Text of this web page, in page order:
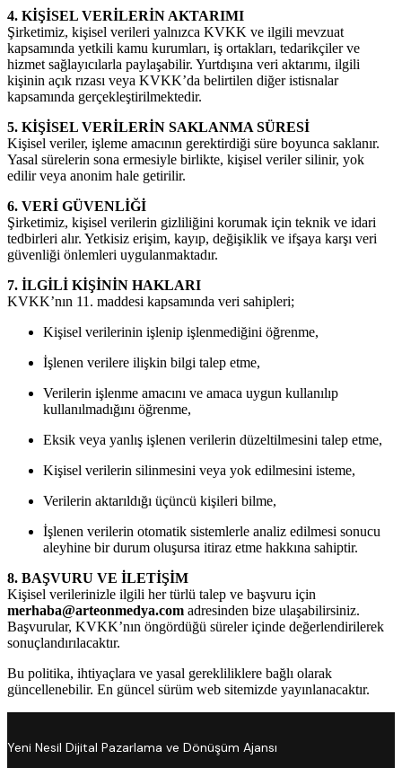
4. KİŞİSEL VERİLERİN AKTARIMI
Şirketimiz, kişisel verileri yalnızca KVKK ve ilgili mevzuat
kapsamında yetkili kamu kurumları, iş ortakları, tedarikçiler ve
hizmet sağlayıcılarla paylaşabilir. Yurtdışına veri aktarımı, ilgili
kişinin açık rızası veya KVKK’da belirtilen diğer istisnalar
kapsamında gerçekleştirilmektedir.
5. KİŞİSEL VERİLERİN SAKLANMA SÜRESİ
Kişisel veriler, işleme amacının gerektirdiği süre boyunca saklanır.
Yasal sürelerin sona ermesiyle birlikte, kişisel veriler silinir, yok
edilir veya anonim hale getirilir.
6. VERİ GÜVENLİĞİ
Şirketimiz, kişisel verilerin gizliliğini korumak için teknik ve idari
tedbirleri alır. Yetkisiz erişim, kayıp, değişiklik ve ifşaya karşı veri
güvenliği önlemleri uygulanmaktadır.
7. İLGİLİ KİŞİNİN HAKLARI
KVKK’nın 11. maddesi kapsamında veri sahipleri;
Kişisel verilerinin işlenip işlenmediğini öğrenme,
İşlenen verilere ilişkin bilgi talep etme,
Verilerin işlenme amacını ve amaca uygun kullanılıp
kullanılmadığını öğrenme,
Eksik veya yanlış işlenen verilerin düzeltilmesini talep etme,
Kişisel verilerin silinmesini veya yok edilmesini isteme,
Verilerin aktarıldığı üçüncü kişileri bilme,
İşlenen verilerin otomatik sistemlerle analiz edilmesi sonucu
aleyhine bir durum oluşursa itiraz etme hakkına sahiptir.
8. BAŞVURU VE İLETİŞİM
Kişisel verilerinizle ilgili her türlü talep ve başvuru için
merhaba@arteonmedya.com adresinden bize ulaşabilirsiniz.
Başvurular, KVKK’nın öngördüğü süreler içinde değerlendirilerek
sonuçlandırılacaktır.
Bu politika, ihtiyaçlara ve yasal gerekliliklere bağlı olarak
güncellenebilir. En güncel sürüm web sitemizde yayınlanacaktır.
Yeni Nesil Dijital Pazarlama ve Dönüşüm Ajansı